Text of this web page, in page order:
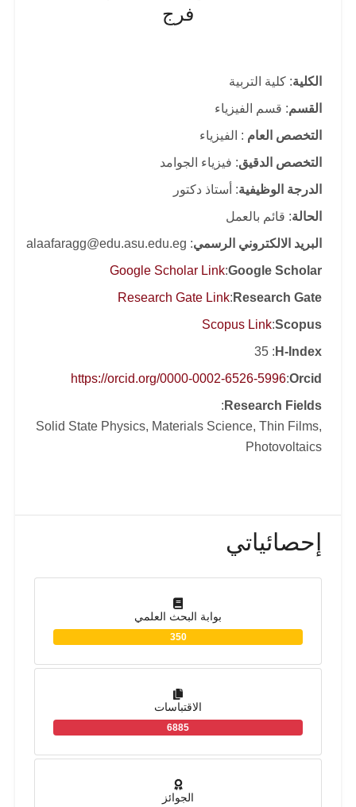
فرج
الكلية: كلية التربية
القسم: قسم الفيزياء
التخصص العام : الفيزياء
التخصص الدقيق: فيزياء الجوامد
الدرجة الوظيفية: أستاذ دكتور
الحالة: قائم بالعمل
البريد الالكتروني الرسمي: alaafaragg@edu.asu.edu.eg
Google Scholar
:
Google Scholar Link
Research Gate
:
Research Gate Link
Scopus
:
Scopus Link
H-Index
: 35
Orcid
:
https://orcid.org/0000-0002-6526-5996
Research Fields
:
Solid State Physics, Materials Science, Thin Films,
Photovoltaics
إحصائياتي
بوابة البحث العلمي
350
الاقتباسات
6885
الجوائز